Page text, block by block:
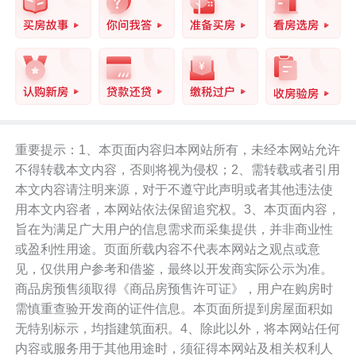
重要提示：1、本页面内容归本网站所有，未经本网站允许
不得转载本文内容，否则将视为侵权；2、需转载或者引用
本文内容请注明来源，对于不遵守此声明或者其他违法使
用本文内容者，本网站依法保留追究权。3、本页面内容，
旨在为满足广大用户的信息需求而采集提供，并非商业性
或盈利性用途。页面所载内容不代表本网站之观点或意
见，仅供用户参考和借鉴，最终以开发商实际公示为准。
商品房预售须取得《商品房预售许可证》，用户在购房时
需慎重查验开发商的证件信息。本页面所提到房屋面积如
无特别标示，均指建筑面积。4、除此以外，将本网站任何
内容或服务用于其他用途时，须征得本网站及相关权利人